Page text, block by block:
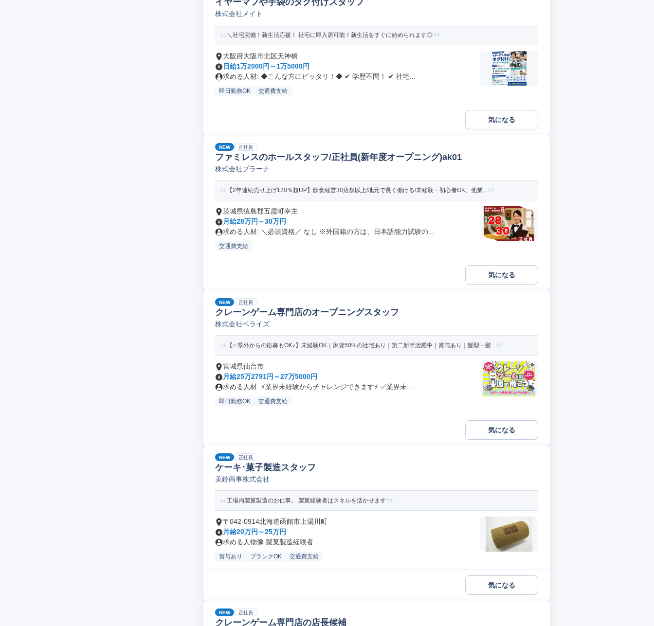
イヤーマフや手袋のタグ付けスタッフ
株式会社メイト
＼社宅完備！新生活応援！ 社宅に即入居可能！新生活をすぐに始められます◎
大阪府大阪市北区天神橋
日給1万2000円～1万5000円
求める人材: ◆こんな方にピッタリ！◆ ✔ 学歴不問！ ✔ 社宅...
即日勤務OK 交通費支給
気になる
NEW 正社員
ファミレスのホールスタッフ/正社員(新年度オープニング)ak01
株式会社プラーナ
【2年連続売り上げ120％超UP】飲食経営30店舗以上/地元で長く働ける/未経験・初心者OK、他業...
茨城県猿島郡五霞町幸主
月給28万円～30万円
求める人材: ＼必須資格／ なし ※外国籍の方は、日本語能力試験の...
交通費支給
気になる
NEW 正社員
クレーンゲーム専門店のオープニングスタッフ
株式会社ベライズ
【✅️県外からの応募もOK♪】未経験OK｜家賃50%の社宅あり｜第二新卒活躍中｜賞与あり｜髪型・髪...
宮城県仙台市
月給25万2791円～27万5000円
求める人材: ⚡️業界未経験からチャレンジできます⚡️ ✅️業界未...
即日勤務OK 交通費支給
気になる
NEW 正社員
ケーキ･菓子製造スタッフ
美鈴商事株式会社
工場内製菓製造のお仕事。 製菓経験者はスキルを活かせます
〒042-0914北海道函館市上湯川町
月給20万円～25万円
求める人物像 製菓製造経験者
賞与あり ブランクOK 交通費支給
気になる
NEW 正社員
クレーンゲーム専門店の店長候補